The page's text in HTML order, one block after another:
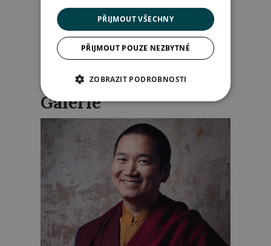
Pro více informací prosím navštivte
https://www.sabchu.org
Galerie
PŘIJMOUT VŠECHNY
PŘIJMOUT POUZE NEZBYTNÉ
ZOBRAZIT PODROBNOSTI